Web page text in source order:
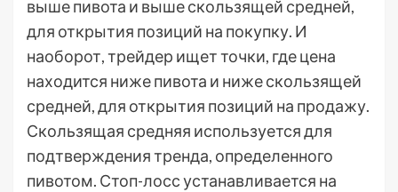
выше пивота и выше скользящей средней,
для открытия позиций на покупку. И
наоборот, трейдер ищет точки, где цена
находится ниже пивота и ниже скользящей
средней, для открытия позиций на продажу.
Скользящая средняя используется для
подтверждения тренда, определенного
пивотом. Стоп-лосс устанавливается на